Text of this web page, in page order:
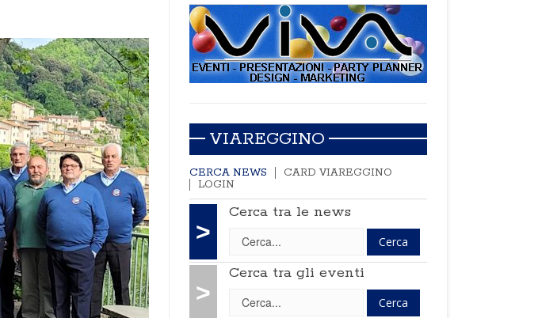
VIAREGGINO
CERCA NEWS
CARD VIAREGGINO
LOGIN
>
Cerca tra le news
>
Cerca tra gli eventi